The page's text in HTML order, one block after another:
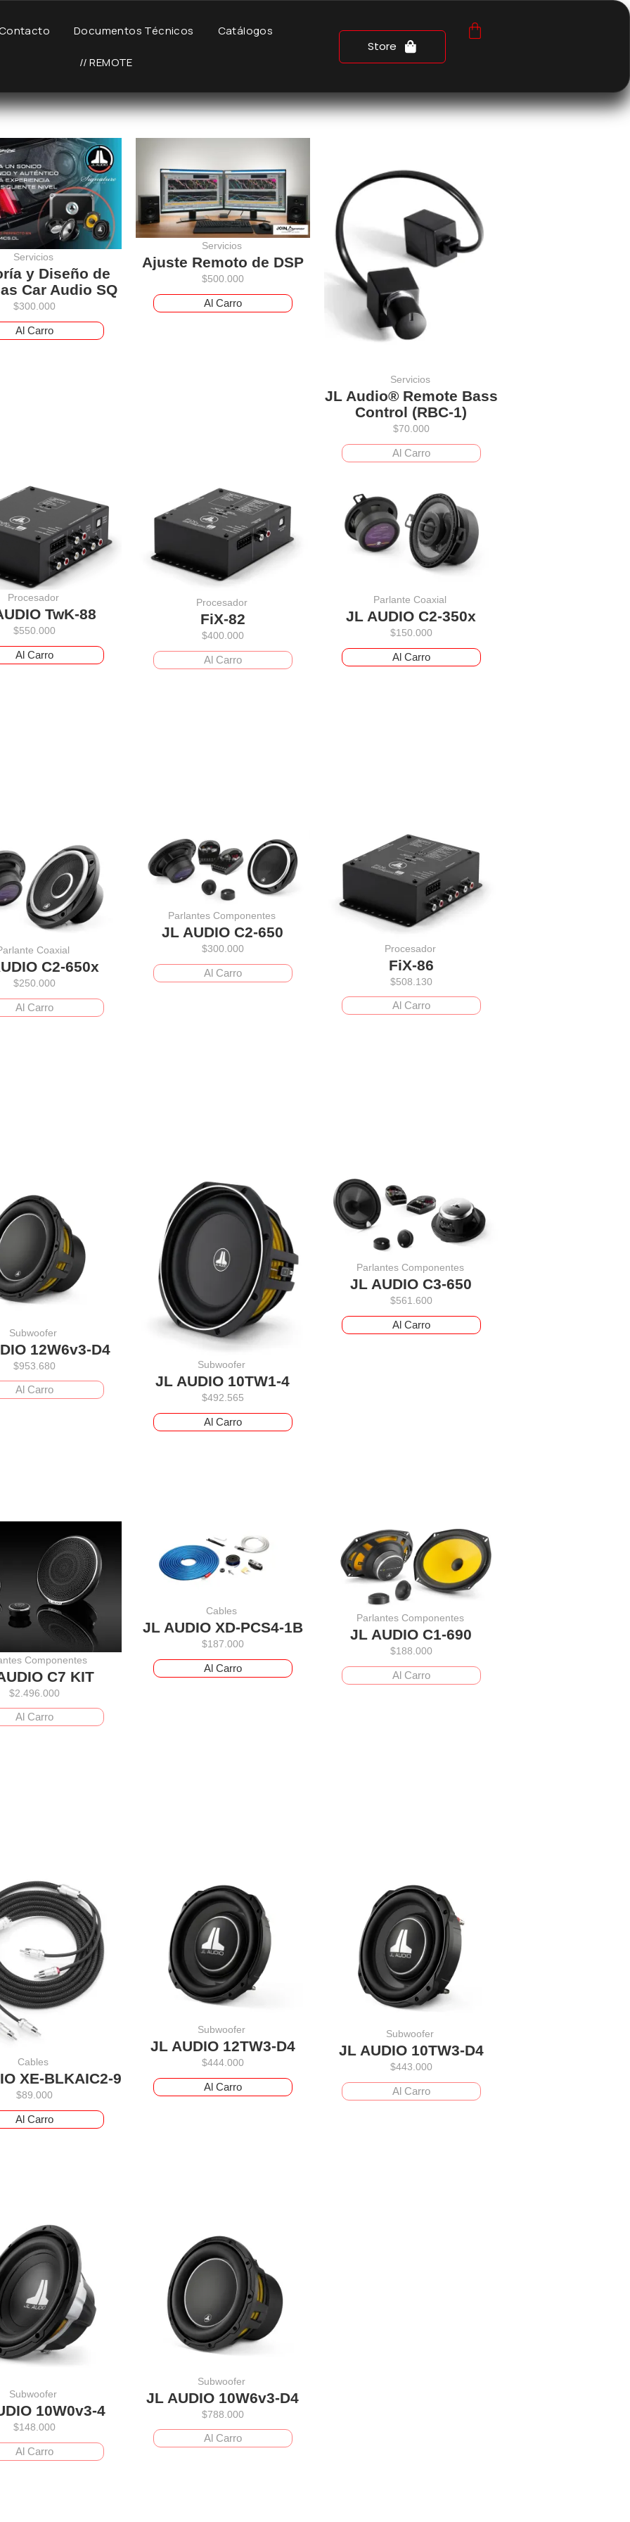
Documentos Técnicos Catálogos
// REMOTE
Store
Servicios
y Diseño de
Car Audio SQ
$300.000
Al Carro
Servicios
Ajuste Remoto de DSP
$500.000
Al Carro
Servicios
JL Audio® Remote Bass
Control (RBC-1)
$70.000
Al Carro
Procesador
TwK-88
$550.000
Al Carro
Procesador
FiX-82
$400.000
Al Carro
Parlante Coaxial
JL AUDIO C2-350x
$150.000
Al Carro
Coaxial
C2-650x
$250.000
Al Carro
Parlantes Componentes
JL AUDIO C2-650
$300.000
Al Carro
Procesador
FiX-86
$508.130
Al Carro
Subwoofer
12W6v3-D4
$953.680
Al Carro
Subwoofer
JL AUDIO 10TW1-4
$492.565
Al Carro
Parlantes Componentes
JL AUDIO C3-650
$561.600
Al Carro
Componentes
C7 KIT
$2.496.000
Al Carro
Cables
JL AUDIO XD-PCS4-1B
$187.000
Al Carro
Parlantes Componentes
JL AUDIO C1-690
$188.000
Al Carro
Cables
XE-BLKAIC2-9
$89.000
Al Carro
Subwoofer
JL AUDIO 12TW3-D4
$444.000
Al Carro
Subwoofer
JL AUDIO 10TW3-D4
$443.000
Al Carro
Subwoofer
10W0v3-4
$148.000
Al Carro
Subwoofer
JL AUDIO 10W6v3-D4
$788.000
Al Carro